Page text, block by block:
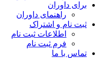
برای داوران
راهنمای داوران
ثبت نام و اشتراک
اطلاعات ثبت نام
فرم ثبت نام
تماس با ما